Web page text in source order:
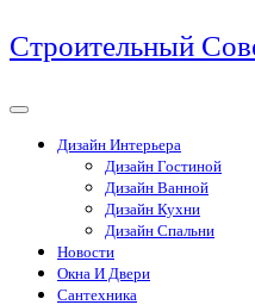
Перейти
к
Строительный
Дизайн Интерьера
Дизайн Гостиной
Дизайн Ванной
Дизайн Кухни
Дизайн Спальни
Новости
Окна И Двери
Сантехника